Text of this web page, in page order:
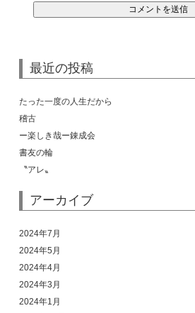
最近の投稿
たった一度の人生だから
稽古
ー楽しき哉ー錬成会
書友の輪
〝アレ〟
アーカイブ
2024年7月
2024年5月
2024年4月
2024年3月
2024年1月